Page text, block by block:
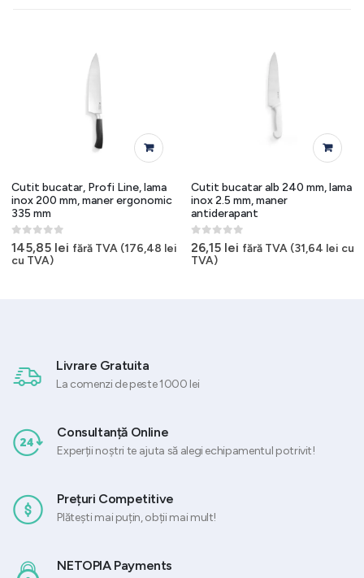
Cutit bucatar, Profi Line, lama
inox 200 mm, maner ergonomic
335 mm
0 out of 5
145,85 lei fără TVA (176,48 lei
cu TVA)
Cutit bucatar alb 240 mm, lama
inox 2.5 mm, maner
antiderapant
0out of 5
26,15 lei fără TVA (31,64 lei cu
TVA)
Livrare Gratuita
La comenzi de peste 1000 lei
Consultanță Online
Experții noștri te ajuta să alegi echipamentul potrivit!
Prețuri Competitive
Plătești mai puțin, obții mai mult!
NETOPIA Payments